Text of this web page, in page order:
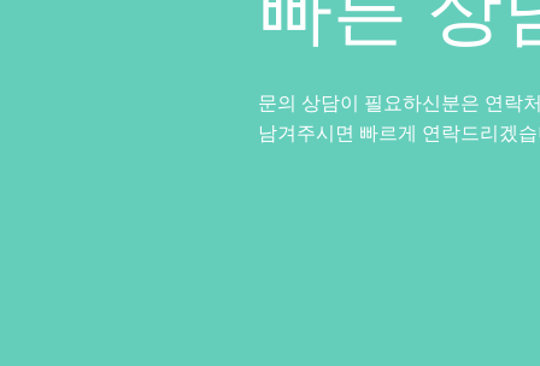
문의 상담이 필요하신분은 연락
남겨주시면 빠르게 연락드리겠